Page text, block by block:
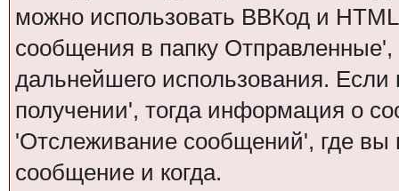
можно использовать ВВКод и
сообщения в папку
дальнейшего использования.
получении', тогда информация о
'Отслеживание сообщений', где
сообщение и когда.